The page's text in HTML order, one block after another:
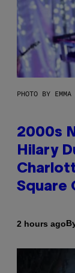
PHOTO BY
2000s
Hilary
Square
2 hours ago